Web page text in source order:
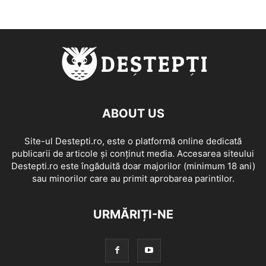
ABOUT US
Site-ul Destepti.ro, este o platformă online dedicată
publicarii de articole și conținut media. Accesarea siteului
Destepti.ro este îngăduită doar majorilor (minimum 18 ani)
sau minorilor care au primit aprobarea parintilor.
URMĂRIȚI-NE